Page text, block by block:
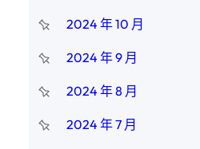
2024 年 10 月
2024 年 9 月
2024 年 8 月
2024 年 7 月